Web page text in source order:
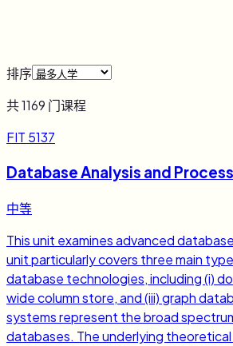
排序
共1169 门课程
FIT 5137
Database Analysis and
中等
This unit examines advanced
unit particularly covers three main
database technologies, including (i)
wide column store, and (iii) graph
systems represent the broad
databases. The underlying